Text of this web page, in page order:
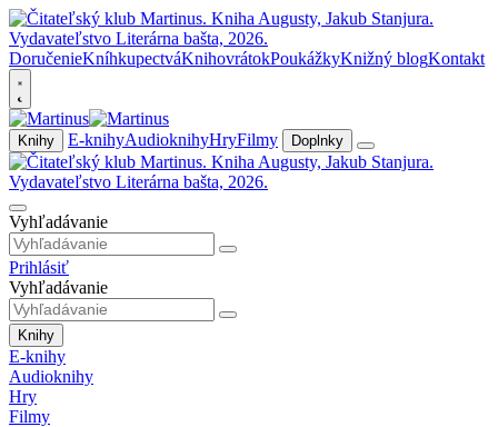
DoručenieKníhkupectváKnihovrátokPoukážkyKnižný blogKontakt
Knihy E-knihyAudioknihyHryFilmy Doplnky
Vyhľadávanie
Prihlásiť
Vyhľadávanie
Knihy
E-knihy
Audioknihy
Hry
Filmy